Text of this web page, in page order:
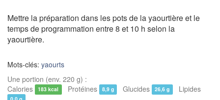
Mettre la préparation dans les pots de la yaourtière et le
temps de programmation entre 8 et 10 h selon la
yaourtière.
Mots-clés: yaourts
Une portion (env. 220 g) :
Calories
183 kcal Protéines 8,9 g Glucides 26,6 g Lipides